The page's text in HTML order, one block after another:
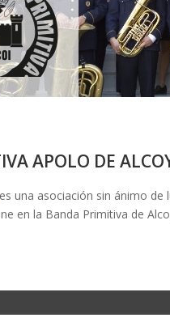
APOLO DE
es una asociación sin ánimo de
en la Banda Primitiva de